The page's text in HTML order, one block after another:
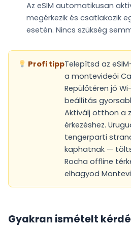
Az eSIM automatikusan
megérkezik és csatlakozik
esetén. Nincs szükség
Profi tippTelepítsd az
a montevideói
Repülőtéren jó
beállítás
Aktiválj otthon a
érkezéshez.
tengerparti
kaphatnak —
Rocha offline
elhagyod
Gyakran ismételt